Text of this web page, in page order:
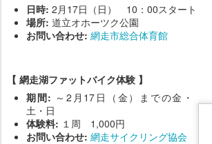
日時: 2月17日（日） 10：00スタート
場所: 道立オホーツク公園
お問い合わせ: 網走市総合体育館
【 網走湖ファットバイク体験 】
期間: ～2月17日（金）までの金・
土・日
体験料: １周 1,000円
お問い合わせ: 網走サイクリング協会